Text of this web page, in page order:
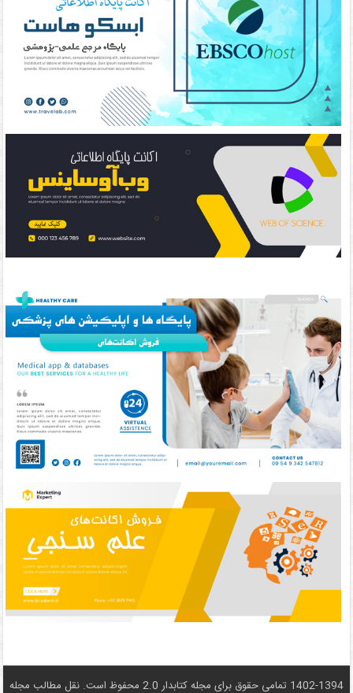
1402-1394 تمامی حقوق برای مجله کتابدار 2.0 محفوظ است. نقل مطالب مجله